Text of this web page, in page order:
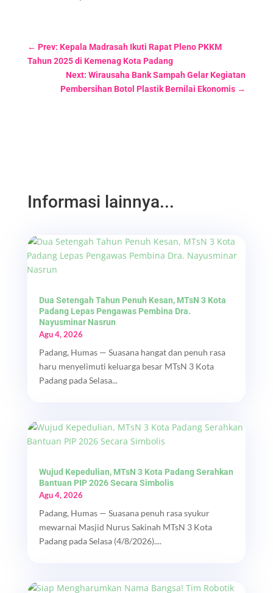
← Prev: Kepala Madrasah Ikuti Rapat Pleno PKKM
Tahun 2025 di Kemenag Kota Padang
Next: Wirausaha Bank Sampah Gelar Kegiatan
Pembersihan Botol Plastik Bernilai Ekonomis →
Informasi lainnya...
Dua Setengah Tahun Penuh Kesan, MTsN 3 Kota
Padang Lepas Pengawas Pembina Dra.
Nayusminar Nasrun
Agu 4, 2026
Padang, Humas — Suasana hangat dan penuh rasa
haru menyelimuti keluarga besar MTsN 3 Kota
Padang pada Selasa...
Wujud Kepedulian, MTsN 3 Kota Padang Serahkan
Bantuan PIP 2026 Secara Simbolis
Agu 4, 2026
Padang, Humas — Suasana penuh rasa syukur
mewarnai Masjid Nurus Sakinah MTsN 3 Kota
Padang pada Selasa (4/8/2026)....